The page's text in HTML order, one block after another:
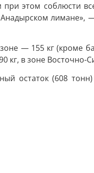
этом соблюсти
— 155 кг (кроме
кг, в зоне
остаток (608